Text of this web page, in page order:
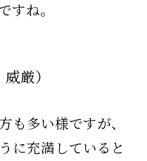
すね。
厳）
も多い様ですが、
に充満していると